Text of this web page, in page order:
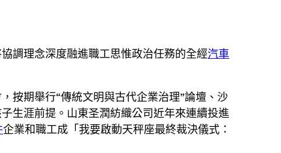
調理念深度融進職工思惟政治任務的全經汽車
按期舉行“傳統文明與古代企業治理”論壇、沙
生涯前提。山東圣潤紡織公司近年來連續投進
企業和職工成「我要啟動天秤座最終裁決儀式：